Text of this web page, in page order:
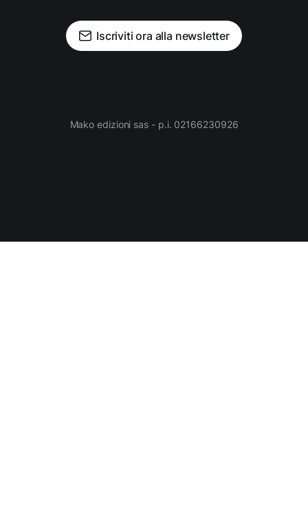
Iscriviti ora alla newsletter
Mako edizioni sas - p.i. 02166230926